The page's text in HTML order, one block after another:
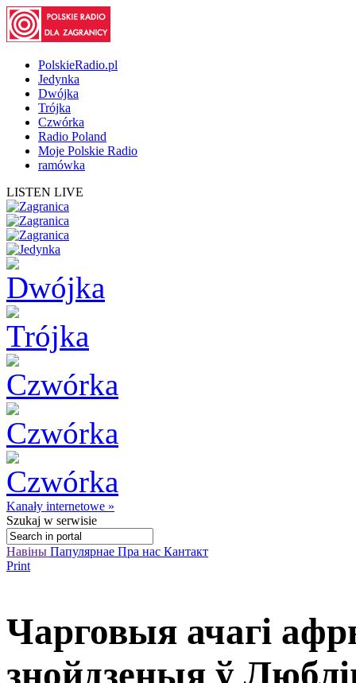
PolskieRadio.pl
Jedynka
Dwójka
Trójka
Czwórka
Radio Poland
Moje Polskie Radio
ramówka
LISTEN LIVE
Kanały internetowe »
Szukaj w serwisie
Навіны Папулярнае Пра нас Кантакт
Print
Чарговыя ачагі
знойдзеныя ў